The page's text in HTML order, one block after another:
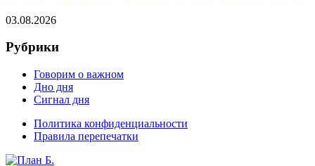
03.08.2026
Рубрики
Говорим о важном
Дно дня
Сигнал дня
Политика конфиденциальности
Правила перепечатки